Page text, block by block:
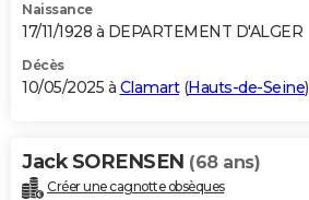
Naissance
17/11/1928 à DEPARTEMENT D'ALGER
Décès
10/05/2025 à Clamart(Hauts-de-Seine)
Jack SORENSEN (68 ans)
Créer une cagnotte obsèques